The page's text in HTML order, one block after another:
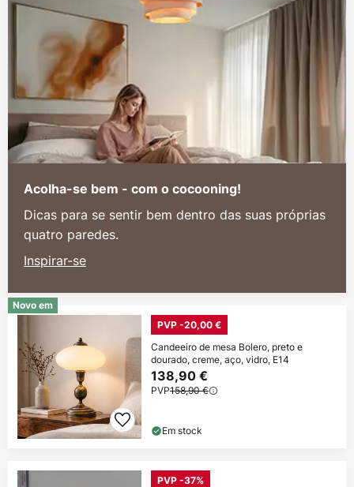
Acolha-se bem - com o cocooning!
Dicas para se sentir bem dentro das suas próprias
quatro paredes.
Inspirar-se
Novo em
PVP -20,00 €
Candeeiro de mesa Bolero, preto e
dourado, creme, aço, vidro, E14
138,90 €
PVP158,90 €
Em stock
PVP -37%